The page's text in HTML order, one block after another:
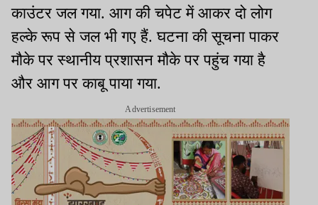
काउंटर जल गया. आग की चपेट में आकर दो लोग
हल्के रूप से जल भी गए हैं. घटना की सूचना पाकर
मौके पर स्थानीय प्रशासन मौके पर पहुंच गया है
और आग पर काबू पाया गया.
Advertisement